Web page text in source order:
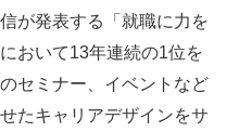
が発表する「就職に力を
おいて13年連続の1位を
セミナー、イベントなど
たキャリアデザインをサ